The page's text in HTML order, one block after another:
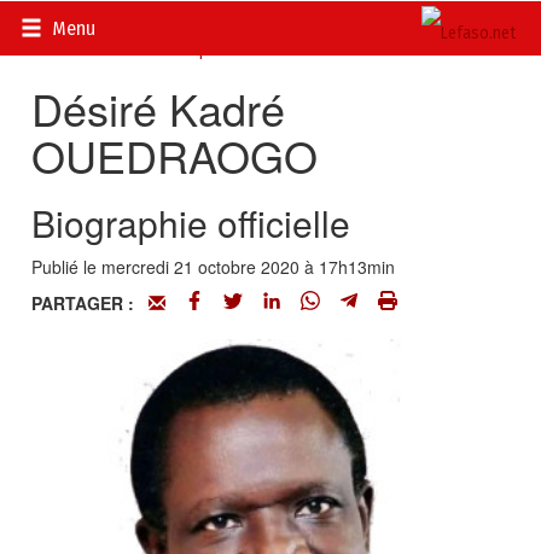
Menu
Accueil>
>
Désiré Kadré
OUEDRAOGO
Biographie officielle
Publié le mercredi 21 octobre 2020 à 17h13min
PARTAGER :